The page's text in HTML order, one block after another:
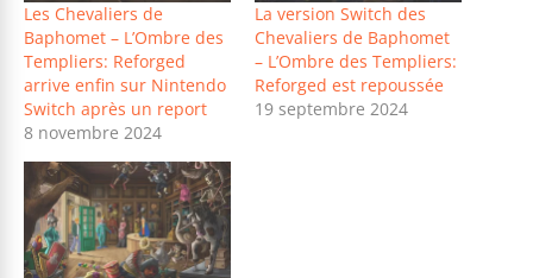
Les Chevaliers de
Baphomet – L’Ombre des
Templiers: Reforged
arrive enfin sur Nintendo
Switch après un report
8 novembre 2024
La version Switch des
Chevaliers de Baphomet
– L’Ombre des Templiers:
Reforged est repoussée
19 septembre 2024